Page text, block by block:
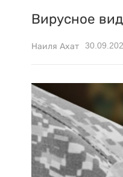
Вирусное
Наиля Ахат